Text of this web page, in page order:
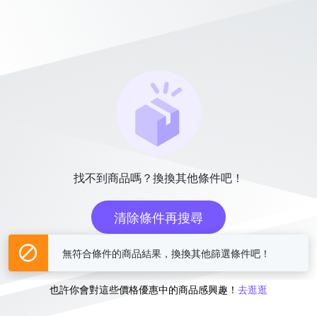
找不到商品嗎？換換其他條件吧！
清除條件再搜尋
或
也許你會對這些價格優惠中的商品感興趣！ 去逛逛
無符合條件的商品結果，換換其他篩選條件吧！